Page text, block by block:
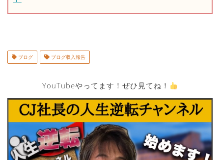
ブログ ブログ収入報告
YouTubeやってます！ぜひ見てね！